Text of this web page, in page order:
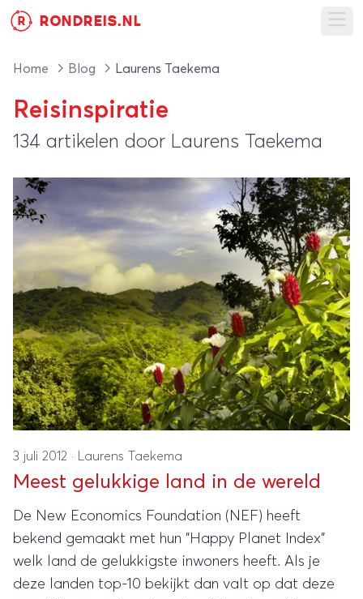
R RONDREIS.NL
Home Blog Laurens Taekema
Reisinspiratie
134 artikelen door Laurens Taekema
3 juli 2012 · Laurens Taekema
Meest gelukkige land in de wereld
De New Economics Foundation (NEF) heeft
bekend gemaakt met hun "Happy Planet Index"
welk land de gelukkigste inwoners heeft. Als je
deze landen top-10 bekijkt dan valt op dat deze